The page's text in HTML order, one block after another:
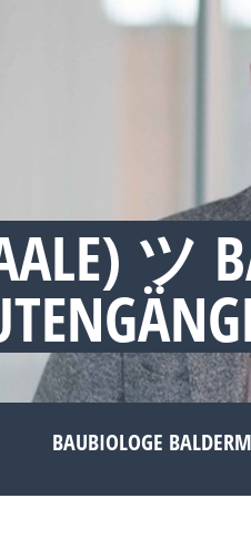
ツ
BAUBIOLOGE